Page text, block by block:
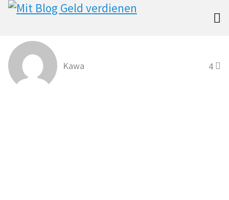

Kawa 4